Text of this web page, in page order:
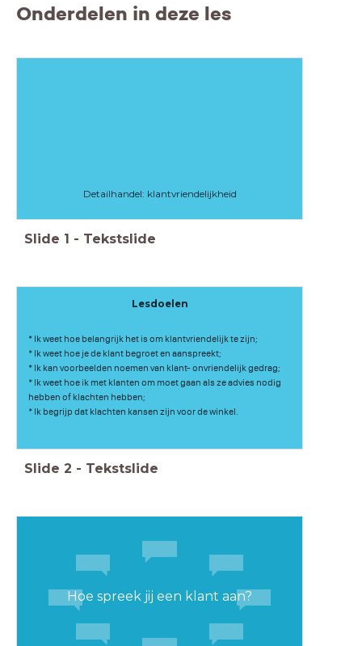
Onderdelen in deze les
Detailhandel: klantvriendelijkheid
Slide 1 - Tekstslide
Lesdoelen
* Ik weet hoe belangrijk het is om klantvriendelijk te zijn;
* Ik weet hoe je de klant begroet en aanspreekt;
* Ik kan voorbeelden noemen van klant- onvriendelijk gedrag;
* Ik weet hoe ik met klanten om moet gaan als ze advies nodig
hebben of klachten hebben;
* Ik begrijp dat klachten kansen zijn voor de winkel.
Slide 2 - Tekstslide
Hoe spreek jij een klant aan?